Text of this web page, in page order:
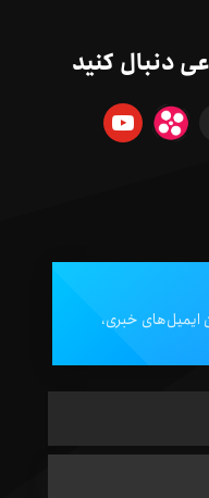
دنبال کنید
ایمیل‌های خبری،